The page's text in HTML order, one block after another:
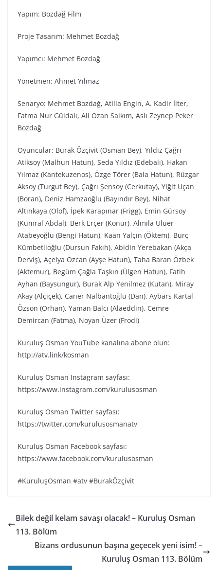
Yapım: Bozdağ Fi̇lm
Proje Tasarım: Mehmet Bozdağ
Yapımcı: Mehmet Bozdağ
Yönetmen: Ahmet Yılmaz
Senaryo: Mehmet Bozdağ, Atilla Engin, A. Kadir İlter,
Fatma Nur Güldalı, Ali Ozan Salkım, Aslı Zeynep Peker
Bozdağ
Oyuncular: Burak Özçivit (Osman Bey), Yıldız Çağrı
Atiksoy (Malhun Hatun), Seda Yıldız (Edebalı), Hakan
Yılmaz (Kantekuzenos), Özge Törer (Bala Hatun), Rüzgar
Aksoy (Turgut Bey), Çağrı Şensoy (Cerkutay), Yiğit Uçan
(Boran), Deniz Hamzaoğlu (Bayındır Bey), Nihat
Altınkaya (Olof), İpek Karapınar (Frigg), Emin Gürsoy
(Kumral Abdal), Berk Erçer (Konur), Almıla Uluer
Atabeyoğlu (Bengi Hatun), Kaan Yalçın (Öktem), Burç
Kümbetlioğlu (Dursun Fakıh), Abidin Yerebakan (Akça
Derviş), Açelya Özcan (Ayşe Hatun), Taha Baran Özbek
(Aktemur), Begüm Çağla Taşkın (Ülgen Hatun), Fatih
Ayhan (Baysungur), Burak Alp Yenilmez (Kutan), Miray
Akay (Alçiçek), Caner Nalbantoğlu (Dan), Aybars Kartal
Özson (Orhan), Yaman Balcı (Alaeddin), Cemre
Demircan (Fatma), Noyan Üzer (Frodi)
Kuruluş Osman YouTube kanalına abone olun:
http://atv.link/kosman
Kuruluş Osman Instagram sayfası:
https://www.instagram.com/kurulusosman
Kuruluş Osman Twitter sayfası:
https://twitter.com/kurulusosmanatv
Kuruluş Osman Facebook sayfası:
https://www.facebook.com/kurulusosman
#KuruluşOsman #atv #BurakÖzçivit
Bilek değil kelam savaşı olacak! – Kuruluş Osman
113. Bölüm
Bizans ordusunun başına geçecek yeni isim! –
Kuruluş Osman 113. Bölüm